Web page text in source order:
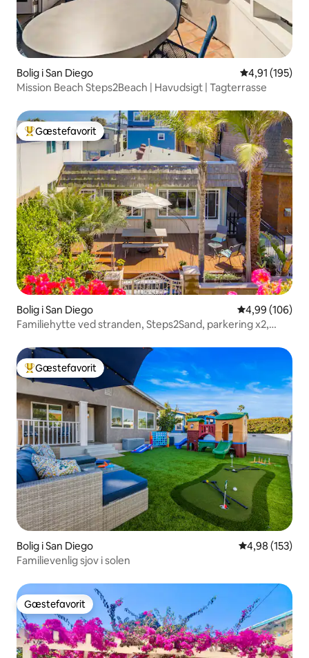
Bolig i San Diego 4,91 ud af 5 i
4,91 (195)
Mission Beach Steps2Beach | Havudsigt | Tagterrasse
Bedste gæstefavorit
Gæstefavorit
Bolig i San Diego 4,99 ud af 5 i
4,99 (106)
Familiehytte ved stranden, Steps2Sand, parkering x2,
Bedste gæstefavorit
Gæstefavorit
Bolig i San Diego 4,98 ud af 5 i
4,98 (153)
Familievenlig sjov i solen
Gæstefavorit
Gæstefavorit